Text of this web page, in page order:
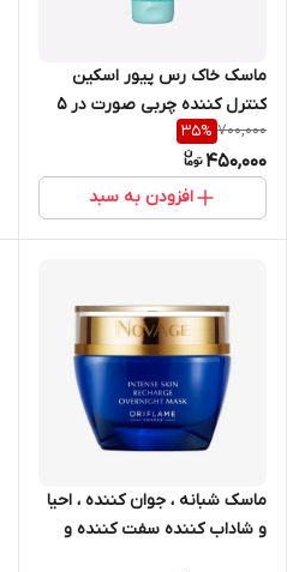
ماسک خاک رس پیور اسکین
کنترل کننده چربی صورت در ۵
دقیقه 50 میل اوریفلیم 41674
700,000
35%
450,000
افزودن به سبد
ماسک شبانه ، جوان کننده ، احیا
و شاداب کننده سفت کننده و